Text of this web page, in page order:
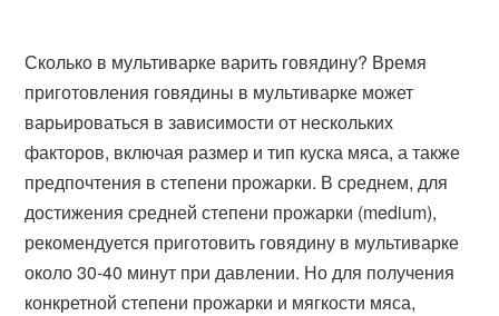
Сколько в мультиварке варить говядину? Время
приготовления говядины в мультиварке может
варьироваться в зависимости от нескольких
факторов, включая размер и тип куска мяса, а также
предпочтения в степени прожарки. В среднем, для
достижения средней степени прожарки (medium),
рекомендуется приготовить говядину в мультиварке
около 30-40 минут при давлении. Но для получения
конкретной степени прожарки и мягкости мяса,